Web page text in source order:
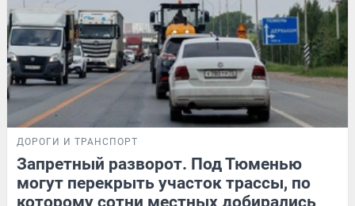
ДОРОГИ И ТРАНСПОРТ
Запретный разворот. Под Тюменью
могут перекрыть участок трассы, по
которому сотни местных добирались